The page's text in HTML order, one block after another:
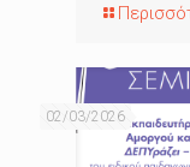
02/03/2026